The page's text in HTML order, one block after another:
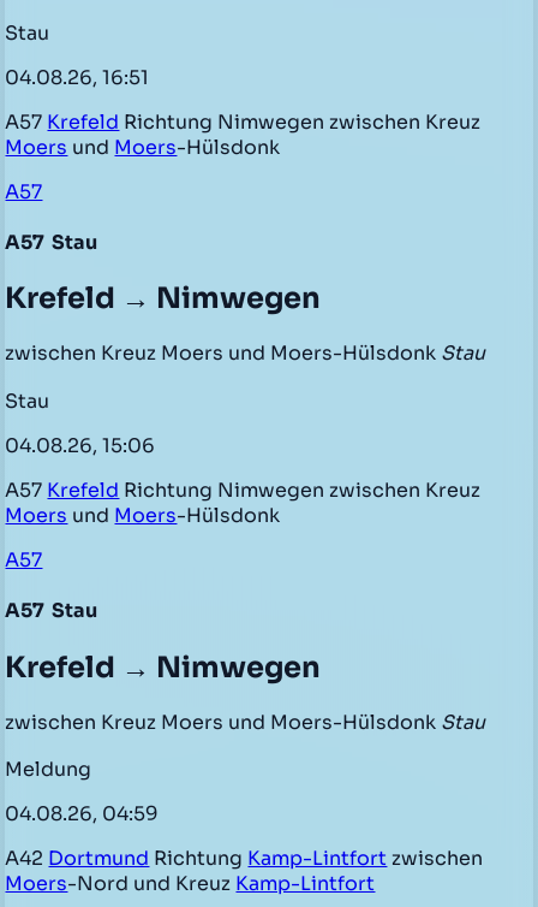
Stau
04.08.26, 16:51
A57 Krefeld Richtung Nimwegen zwischen Kreuz
Moers und Moers-Hülsdonk
A57
A57 Stau
Krefeld → Nimwegen
zwischen Kreuz Moers und Moers-Hülsdonk Stau
Stau
04.08.26, 15:06
A57 Krefeld Richtung Nimwegen zwischen Kreuz
Moers und Moers-Hülsdonk
A57
A57 Stau
Krefeld → Nimwegen
zwischen Kreuz Moers und Moers-Hülsdonk Stau
Meldung
04.08.26, 04:59
A42 Dortmund Richtung Kamp-Lintfort zwischen
Moers-Nord und Kreuz Kamp-Lintfort